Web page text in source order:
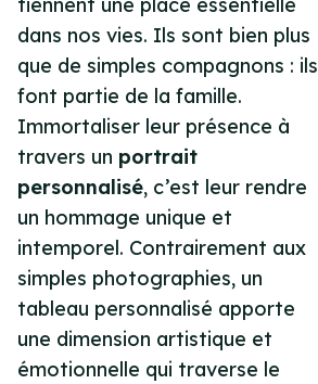
tiennent une place essentielle
dans nos vies. Ils sont bien plus
que de simples compagnons : ils
font partie de la famille.
Immortaliser leur présence à
travers un portrait
personnalisé, c’est leur rendre
un hommage unique et
intemporel. Contrairement aux
simples photographies, un
tableau personnalisé apporte
une dimension artistique et
émotionnelle qui traverse le